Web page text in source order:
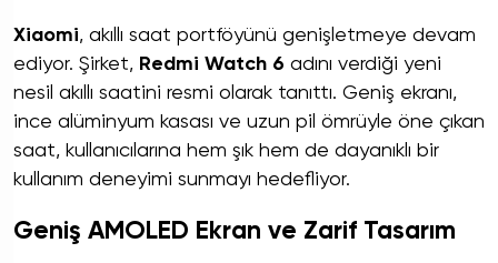
Xiaomi, akıllı saat portföyünü genişletmeye devam
ediyor. Şirket, Redmi Watch 6 adını verdiği yeni
nesil akıllı saatini resmi olarak tanıttı. Geniş ekranı,
ince alüminyum kasası ve uzun pil ömrüyle öne çıkan
saat, kullanıcılarına hem şık hem de dayanıklı bir
kullanım deneyimi sunmayı hedefliyor.
Geniş AMOLED Ekran ve Zarif Tasarım